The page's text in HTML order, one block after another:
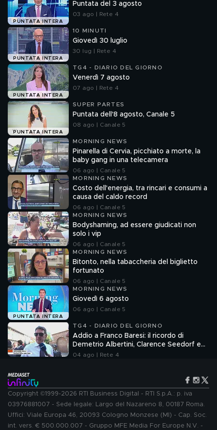
PUNTATA INTERA
Puntata del 3 agosto
03 ago | Rete 4
PUNTATA INTERA
10 MINUTI
Giovedì 30 luglio
30 lug | Rete 4
PUNTATA INTERA
TG4 - DIARIO DEL GIORNO
Venerdì 7 agosto
07 ago | Rete 4
PUNTATA INTERA
SUPER PARTES
Puntata dell'8 agosto, Canale 5
08 ago | Canale 5
MORNING NEWS
Pinarella di Cervia, picchiato a morte, la
baby gang in una telecamera
06 ago | Canale 5
MORNING NEWS
Costo dell'energia, tra rincari e consumi a
causa del caldo record
06 ago | Canale 5
MORNING NEWS
Bodyshaming, ad essere giudicati non
solo i vip
06 ago | Canale 5
MORNING NEWS
Bitonto, nella tabaccheria del biglietto
fortunato
06 ago | Canale 5
PUNTATA INTERA
MORNING NEWS
Giovedì 6 agosto
06 ago | Canale 5
TG4 - DIARIO DEL GIORNO
Addio a Franco Baresi: il ricordo di
Demetrio Albertini, Clarence Seedorf e
Giovanni Galli
04 ago | Rete 4
Copyright ©1999-2026 RTI Business Digital - RTI S.p.A.: p. iva
03976881007 - Sede legale: Largo del Nazareno 8, 00187 Roma.
Uffici: Viale Europa 46, 20093 Cologno Monzese (MI) - Cap. Soc.
int. vers. € 500.000.007 - Gruppo MFE Media For Europe N.V. -